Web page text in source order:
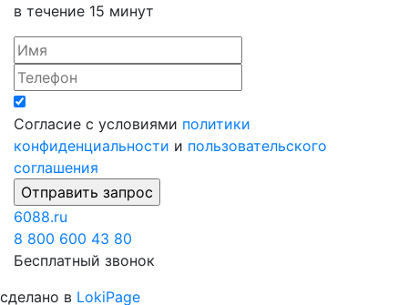
в течение 15 минут
Согласие с условиями политики
конфиденциальности и пользовательского
соглашения
6088.ru
8 800 600 43 80
Бесплатный звонок
сделано в LokiPage